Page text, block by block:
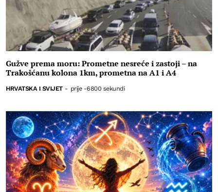
Gužve prema moru: Prometne nesreće i zastoji – na
Trakošćanu kolona 1km, prometna na A1 i A4
HRVATSKA I SVIJET - prije -6800 sekundi